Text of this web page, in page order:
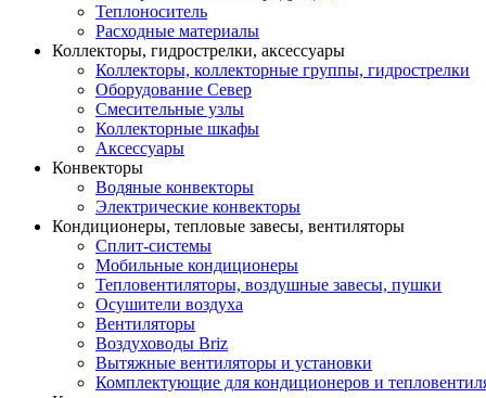
Теплоноситель
Расходные материалы
Коллекторы, гидрострелки, аксессуары
Коллекторы, коллекторные группы, гидрострелки
Оборудование Север
Смесительные узлы
Коллекторные шкафы
Аксессуары
Конвекторы
Водяные конвекторы
Электрические конвекторы
Кондиционеры, тепловые завесы, вентиляторы
Сплит-системы
Мобильные кондиционеры
Тепловентиляторы, воздушные завесы, пушки
Осушители воздуха
Вентиляторы
Воздуховоды Briz
Вытяжные вентиляторы и установки
Комплектующие для кондиционеров и